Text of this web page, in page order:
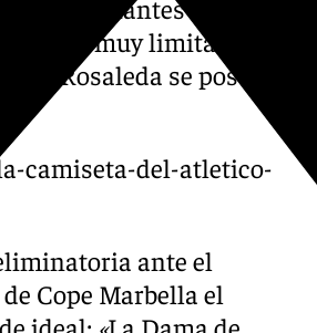
condicionantes
aforo muy limitado y
La Rosaleda se postula
camiseta-del-atletico-
ante el
Cope Marbella el
ideal: «La Dama de